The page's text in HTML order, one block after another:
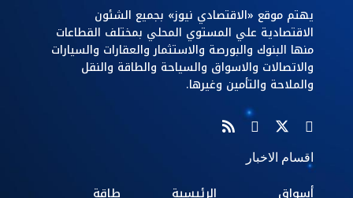
يهتم موقع «الاقتصادي نيوز» بجميع الشئون
الاقتصادية علي المستوي المحلي بمختلف القطاعات
منها البنوك والبورصة والاستثمار والعقارات والسيارات
والاتصالات والاسواق والسياحة والطاقة والنقل
والملاحة والتأمين وغيرها.
اقسام الاخبار
أسواق الرئيسية طاقة